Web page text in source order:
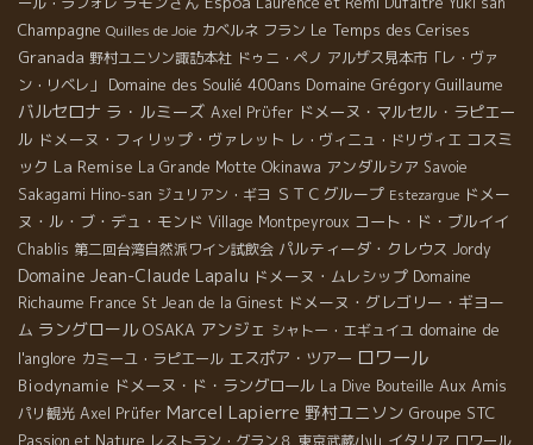
Champagne Quilles de Joie カベルネ フラン Le Temps des Cerises
Granada 野村ユニソン諏訪本社 ドゥニ・ペノ アルザス見本市「レ・ヴァ
ン・リベレ」
Domaine des Soulié 400ans Domaine Grégory Guillaume
バルセロナ ラ・ルミーズ Axel Prϋfer ドメーヌ・マルセル・ラピエー
ル ドメーヌ・フィリップ・ヴァレット レ・ヴィニュ・ドリヴィエ コスミ
ック La Remise La Grande Motte Okinawa アンダルシア Savoie
Sakagami Hino-san ジュリアン・ギヨ ＳＴＣグループ Estezargue ドメー
ヌ・ル・ブ・デュ・モンド Village Montpeyroux コート・ド・ブルイイ
Chablis 第二回台湾自然派ワイン試飲会 パルティーダ・クレウス Jordy
Domaine Jean-Claude Lapalu ドメーヌ・ムレシップ Domaine
Richaume France St Jean de la Ginest ドメーヌ・グレゴリー・ギヨー
ム ラングロール OSAKA アンジェ シャトー・エギュイユ domaine de
l'anglore カミーユ・ラピエール エスポア・ツアー ロワール
Biodynamie ドメーヌ・ド・ラングロール La Dive Bouteille Aux Amis
パリ観光 Axel Prüfer Marcel Lapierre 野村ユニソン Groupe STC
Passion et Nature レストラン・グラン８ 東京武蔵小山 イタリア ロワール